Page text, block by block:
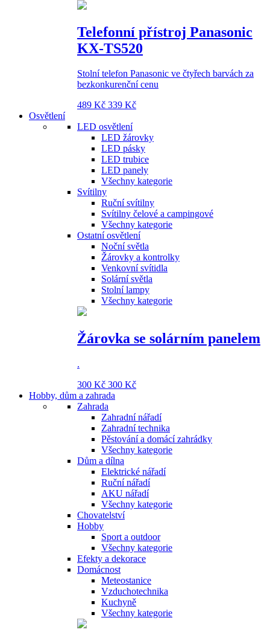
Telefonní přístroj Panasonic
KX-TS520
Stolní telefon Panasonic ve čtyřech barvách za
bezkonkurenční cenu
489 Kč 339 Kč
Osvětlení
LED osvětlení
LED žárovky
LED pásky
LED trubice
LED panely
Všechny kategorie
Svítilny
Ruční svítilny
Svítilny čelové a campingové
Všechny kategorie
Ostatní osvětlení
Noční světla
Žárovky a kontrolky
Venkovní svítidla
Solární světla
Stolní lampy
Všechny kategorie
Žárovka se solárním panelem
.
300 Kč 300 Kč
Hobby, dům a zahrada
Zahrada
Zahradní nářadí
Zahradní technika
Pěstování a domácí zahrádky
Všechny kategorie
Dům a dílna
Elektrické nářadí
Ruční nářadí
AKU nářadí
Všechny kategorie
Chovatelství
Hobby
Sport a outdoor
Všechny kategorie
Efekty a dekorace
Domácnost
Meteostanice
Vzduchotechnika
Kuchyně
Všechny kategorie